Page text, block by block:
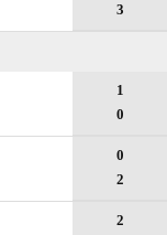
3
1
0
0
2
2